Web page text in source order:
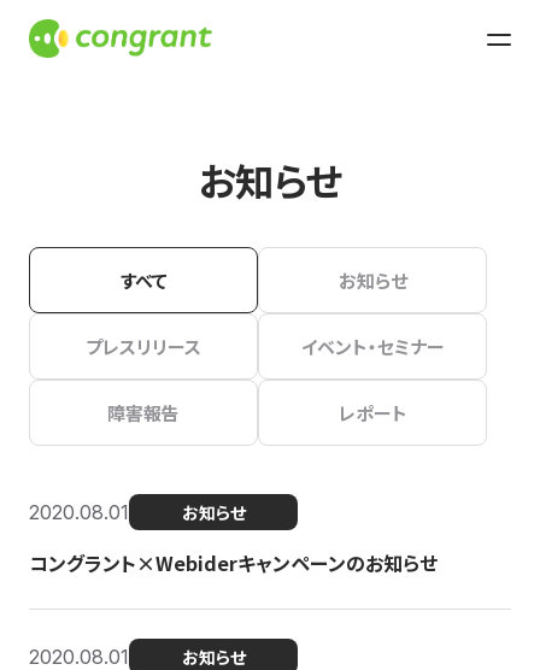
お知らせ
すべて お知らせ
プレスリリース イベント・セミナー
障害報告 レポート
2020.08.01 お知らせ
コングラント×Webiderキャンペーンのお知らせ
2020.08.01 お知らせ